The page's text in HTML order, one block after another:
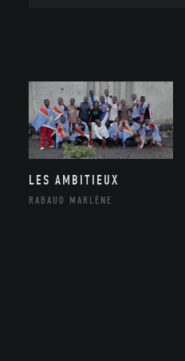
LES AMBITIEUX
RABAUD MARLÈNE